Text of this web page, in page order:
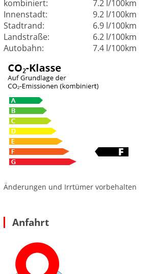
kombiniert:
7.2 l/100km
Innenstadt:
9.2 l/100km
Stadtrand:
6.9 l/100km
Landstraße:
6.2 l/100km
Autobahn:
7.4 l/100km
Änderungen und Irrtümer vorbehalten
Anfahrt